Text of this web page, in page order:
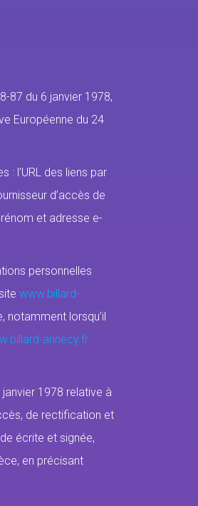
87 du 6 janvier 1978,
Européenne du 24
: l’URL des liens par
d’accès de
et adresse e-
personnelles
www.billard-
notamment lorsqu’il
annecy.fr
1978 relative à
de rectification et
écrite et signée,
en précisant